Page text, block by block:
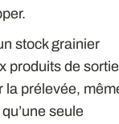
stock grainier
produits de sortie
la prélevée,
seule